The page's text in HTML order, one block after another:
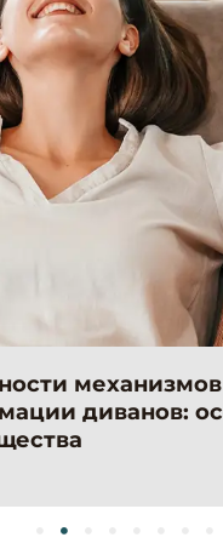
механизмов
диванов: